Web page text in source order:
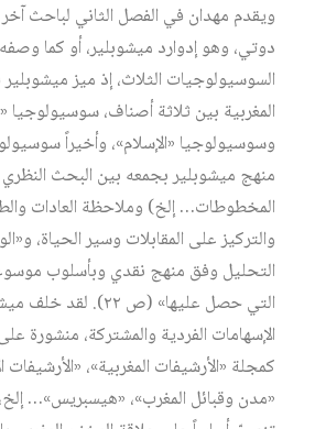
ويقدم مهدان في الفصل الثاني لباحث
دوتي، وهو إدوارد ميشوبلير، أو كما
السوسيولوجيات الثلاث، إذ ميز
المغربية بين ثلاثة أصناف، سوسيولوجيا
وسوسيولوجيا «الإسلام»، وأخيراً
منهج ميشوبلير بجمعه بين البحث
المخطوطات… إلخ) وملاحظة العادات
والتركيز على المقابلات وسير الحياة،
التحليل وفق منهج نقدي وبأسلوب
التي حصل عليها» (ص ٢٢).
الإسهامات الفردية والمشتركة، منشورة
كمجلة «الأرشيفات المغربية»، «الأرشيفات
«مدن وقبائل المغرب»، «هيسبريس»…